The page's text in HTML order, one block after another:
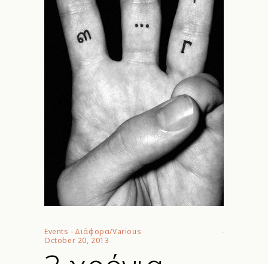
Events - Διάφορα/Various
October 20, 2013